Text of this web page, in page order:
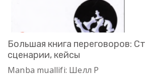
Большая книга переговоров:
сценарии, кейсы
Manba muallifi: Шелл Р